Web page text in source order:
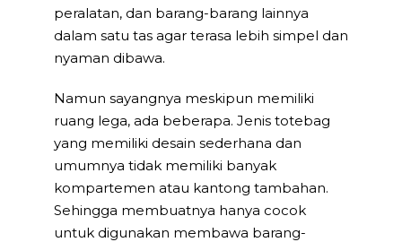
peralatan, dan barang-barang lainnya
dalam satu tas agar terasa lebih simpel dan
nyaman dibawa.
Namun sayangnya meskipun memiliki
ruang lega, ada beberapa. Jenis totebag
yang memiliki desain sederhana dan
umumnya tidak memiliki banyak
kompartemen atau kantong tambahan.
Sehingga membuatnya hanya cocok
untuk digunakan membawa barang-